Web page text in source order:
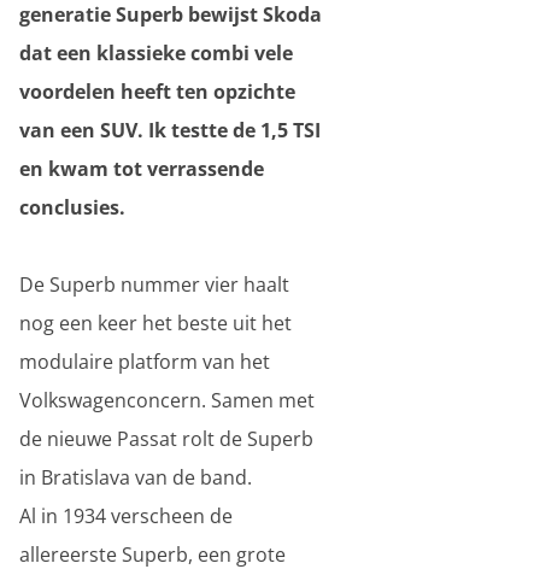
generatie Superb bewijst Skoda
dat een klassieke combi vele
voordelen heeft ten opzichte
van een SUV. Ik testte de 1,5 TSI
en kwam tot verrassende
conclusies.
De Superb nummer vier haalt
nog een keer het beste uit het
modulaire platform van het
Volkswagenconcern. Samen met
de nieuwe Passat rolt de Superb
in Bratislava van de band.
Al in 1934 verscheen de
allereerste Superb, een grote